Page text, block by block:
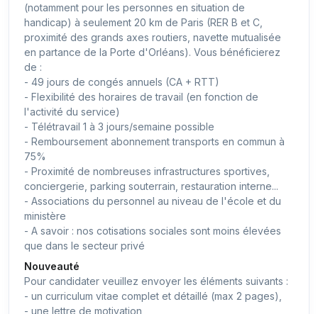
(notamment pour les personnes en situation de
handicap) à seulement 20 km de Paris (RER B et C,
proximité des grands axes routiers, navette mutualisée
en partance de la Porte d'Orléans). Vous bénéficierez
de :
- 49 jours de congés annuels (CA + RTT)
- Flexibilité des horaires de travail (en fonction de
l'activité du service)
- Télétravail 1 à 3 jours/semaine possible
- Remboursement abonnement transports en commun à
75%
- Proximité de nombreuses infrastructures sportives,
conciergerie, parking souterrain, restauration interne...
- Associations du personnel au niveau de l'école et du
ministère
- A savoir : nos cotisations sociales sont moins élevées
que dans le secteur privé
Nouveauté
Pour candidater veuillez envoyer les éléments suivants :
- un curriculum vitae complet et détaillé (max 2 pages),
- une lettre de motivation,